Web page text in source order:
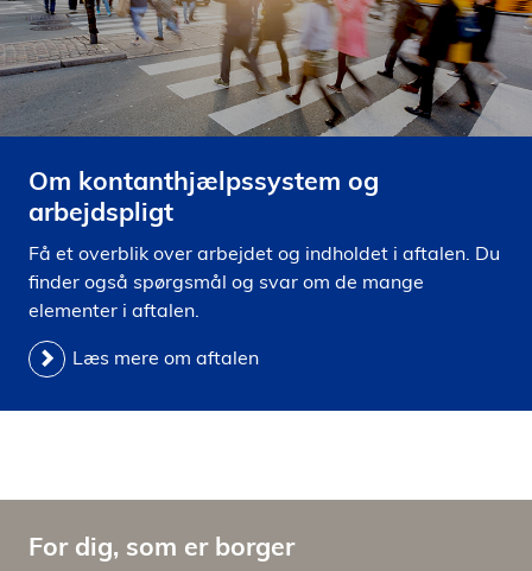
Om kontanthjælpssystem og
arbejdspligt
Få et overblik over arbejdet og indholdet i aftalen. Du
finder også spørgsmål og svar om de mange
elementer i aftalen.
Læs mere om aftalen
For dig, som er borger